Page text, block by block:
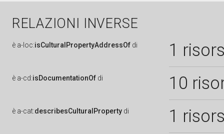
RELAZIONI INVERSE
è a-loc:isCulturalPropertyAddressOf di 1
è a-cd:isDocumentationOf di 10
è a-cat:describesCulturalProperty di 1